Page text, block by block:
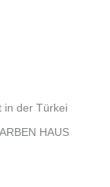
in der Türkei
HAUS